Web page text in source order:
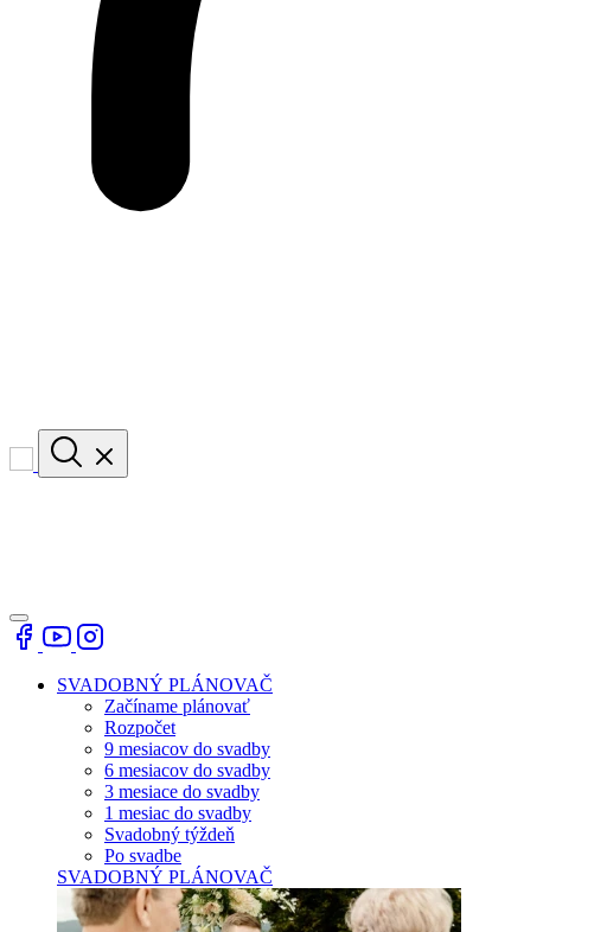
SVADOBNÝ PLÁNOVAČ
Začíname plánovať
Rozpočet
9 mesiacov do svadby
6 mesiacov do svadby
3 mesiace do svadby
1 mesiac do svadby
Svadobný týždeň
Po svadbe
SVADOBNÝ PLÁNOVAČ